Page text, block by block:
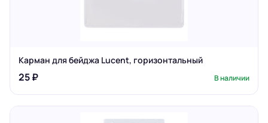
Карман для бейджа Lucent, горизонтальный
25 ₽ В наличии